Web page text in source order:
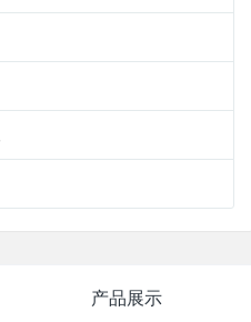
产品展示